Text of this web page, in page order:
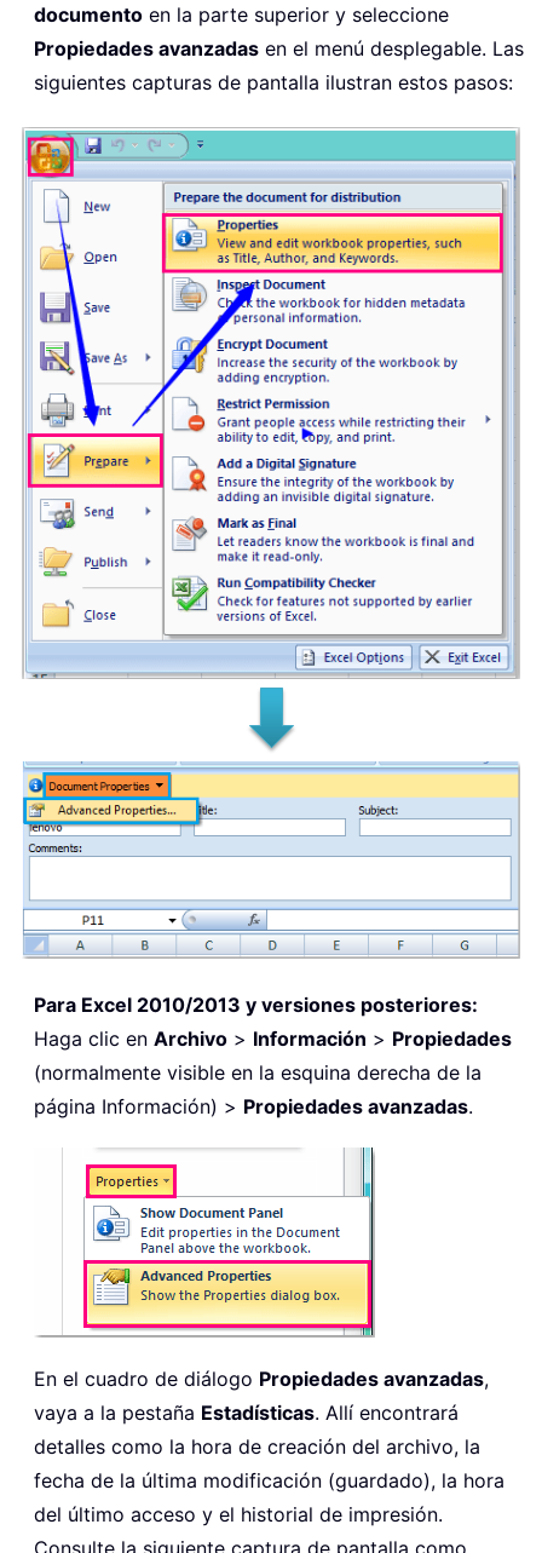
documento en la parte superior y seleccione
Propiedades avanzadas en el menú desplegable. Las
siguientes capturas de pantalla ilustran estos pasos:
Para Excel 2010/2013 y versiones posteriores:
Haga clic en Archivo > Información > Propiedades
(normalmente visible en la esquina derecha de la
página Información) > Propiedades avanzadas.
En el cuadro de diálogo Propiedades avanzadas,
vaya a la pestaña Estadísticas. Allí encontrará
detalles como la hora de creación del archivo, la
fecha de la última modificación (guardado), la hora
del último acceso y el historial de impresión.
Consulte la siguiente captura de pantalla como